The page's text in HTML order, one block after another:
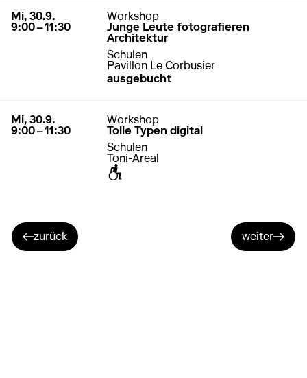
30. September 20269:00 – 11:30
Mi, 30.9.
9:00 – 11:30
Workshop
Junge Leute fotografieren
Architektur
Schulen
Pavillon Le Corbusier
ausgebucht
30. September 20269:00 – 11:30
Mi, 30.9.
9:00 – 11:30
Workshop
Tolle Typen digital
Schulen
Toni-Areal
zur vorherigen Seite gehen
zurück zur
weiter